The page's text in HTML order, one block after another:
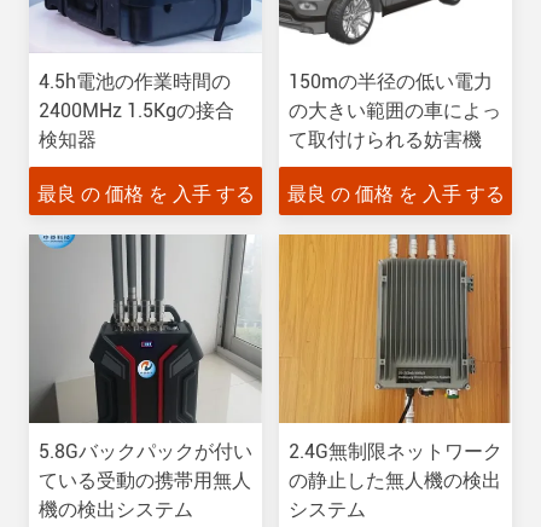
4.5h電池の作業時間の
2400MHz 1.5Kgの接合
検知器
最良 の 価格 を 入手 する
150mの半径の低い電力
の大きい範囲の車によっ
て取付けられる妨害機
最良 の 価格 を 入手 する
5.8Gバックパックが付い
ている受動の携帯用無人
機の検出システム
2.4G無制限ネットワーク
の静止した無人機の検出
システム